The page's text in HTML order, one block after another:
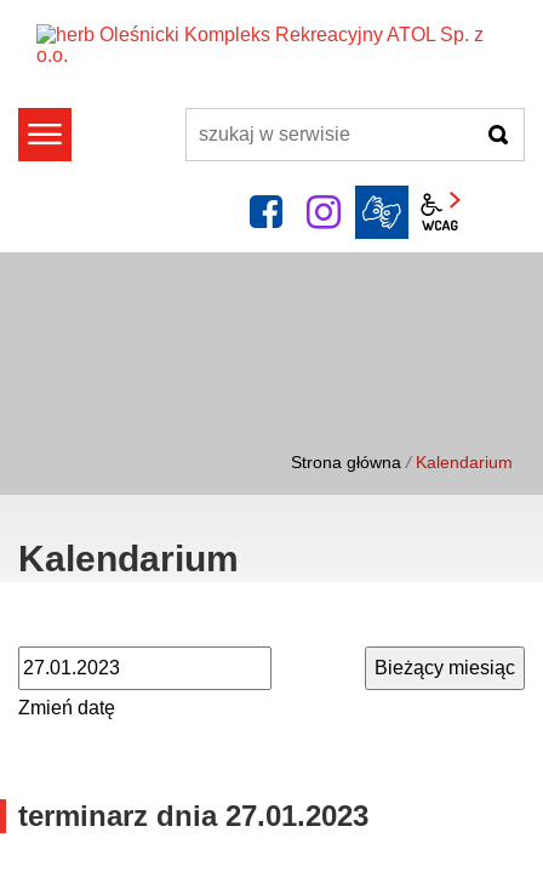
szukaj
facebookinstagram
Strona główna / Kalendarium
Kalendarium
Zmień datę
terminarz dnia 27.01.2023